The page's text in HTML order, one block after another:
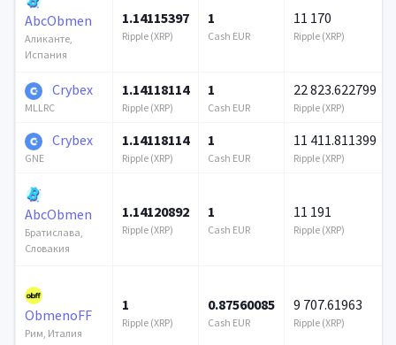
AbcObmen
Аликанте,
Испания
1.14115397
Ripple (XRP)
1
Cash EUR
11 170
Ripple (XRP)
Crybex
MLLRC
1.14118114
Ripple (XRP)
1
Cash EUR
22 823.622799
Ripple (XRP)
Crybex
GNE
1.14118114
Ripple (XRP)
1
Cash EUR
11 411.811399
Ripple (XRP)
AbcObmen
Братислава,
Словакия
1.14120892
Ripple (XRP)
1
Cash EUR
11 191
Ripple (XRP)
ObmenoFF
Рим, Италия
1
Ripple (XRP)
0.87560085
Cash EUR
9 707.61963
Ripple (XRP)